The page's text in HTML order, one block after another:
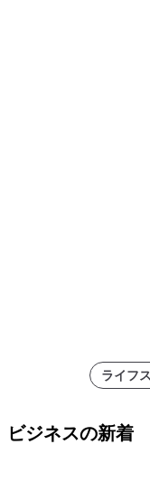
ライフ
ビジネスの新着